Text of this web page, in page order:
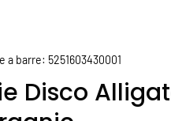
a barre: 5251603430001
Disco